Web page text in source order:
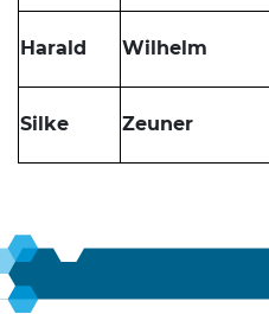
Harald Wilhelm
Silke Zeuner